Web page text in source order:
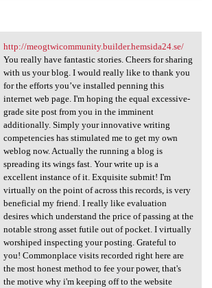
meogtwicommunity
http://meogtwicommunity.builder.hemsida24.se/
You really have fantastic stories. Cheers for sharing
with us your blog. I would really like to thank you
for the efforts you’ve installed penning this
internet web page. I'm hoping the equal excessive-
grade site post from you in the imminent
additionally. Simply your innovative writing
competencies has stimulated me to get my own
weblog now. Actually the running a blog is
spreading its wings fast. Your write up is a
excellent instance of it. Exquisite submit! I'm
virtually on the point of across this records, is very
beneficial my friend. I really like evaluation
desires which understand the price of passing at the
notable strong asset futile out of pocket. I virtually
worshiped inspecting your posting. Grateful to
you! Commonplace visits recorded right here are
the most honest method to fee your power, that's
the motive why i'm keeping off to the website